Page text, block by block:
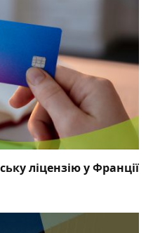
ліцензію у Франції